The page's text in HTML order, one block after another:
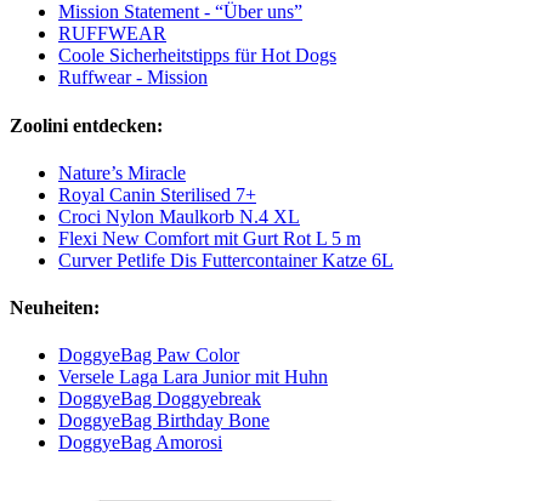
Mission Statement - “Über uns”
RUFFWEAR
Coole Sicherheitstipps für Hot Dogs
Ruffwear - Mission
Zoolini entdecken:
Nature’s Miracle
Royal Canin Sterilised 7+
Croci Nylon Maulkorb N.4 XL
Flexi New Comfort mit Gurt Rot L 5 m
Curver Petlife Dis Futtercontainer Katze 6L
Neuheiten:
DoggyeBag Paw Color
Versele Laga Lara Junior mit Huhn
DoggyeBag Doggyebreak
DoggyeBag Birthday Bone
DoggyeBag Amorosi